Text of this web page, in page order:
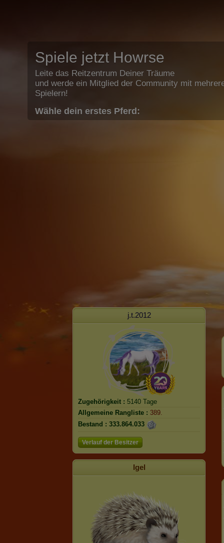
Spiele jetzt Howrse
Leite das Reitzentrum Deiner Träume
und werde ein Mitglied der Community mit
Spielern!
Wähle dein erstes Pferd:
j.t.2012
Zugehörigkeit : 5140 Tage
Allgemeine Rangliste : 389.
Bestand : 333.864.033
Verlauf der Besitzer
Igel